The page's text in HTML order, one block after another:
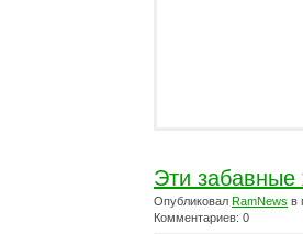
Эти
Опубликовал RamNews в
Комментариев: 0